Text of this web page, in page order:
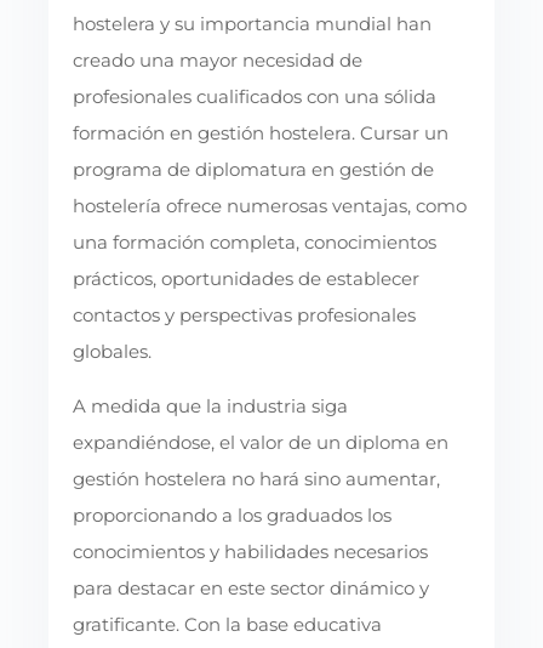
hostelera y su importancia mundial han
creado una mayor necesidad de
profesionales cualificados con una sólida
formación en gestión hostelera. Cursar un
programa de diplomatura en gestión de
hostelería ofrece numerosas ventajas, como
una formación completa, conocimientos
prácticos, oportunidades de establecer
contactos y perspectivas profesionales
globales.
A medida que la industria siga
expandiéndose, el valor de un diploma en
gestión hostelera no hará sino aumentar,
proporcionando a los graduados los
conocimientos y habilidades necesarios
para destacar en este sector dinámico y
gratificante. Con la base educativa